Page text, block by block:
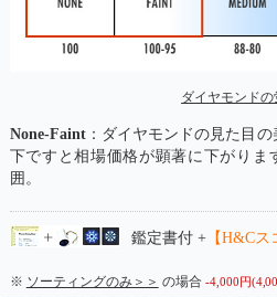
ダイヤモンドの
None-Faint：ダイヤモンドの見た目の
下ですと相場価格が顕著に下がりま
囲。
鑑定書付 +【H&Cス
※ ソーティングのみ＞＞ の場合 -4,000円